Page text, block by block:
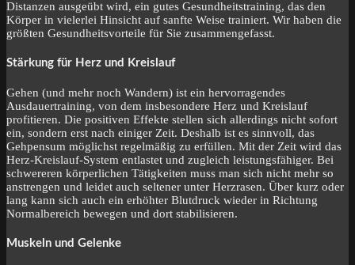
Distanzen ausgeübt wird, ein gutes Gesundheitstraining, das den
Körper in vielerlei Hinsicht auf sanfte Weise trainiert. Wir haben die
größten Gesundheitsvorteile für Sie zusammengefasst.
Stärkung für Herz und Kreislauf
Gehen (und mehr noch Wandern) ist ein hervorragendes
Ausdauertraining, von dem insbesondere Herz und Kreislauf
profitieren. Die positiven Effekte stellen sich allerdings nicht sofort
ein, sondern erst nach einiger Zeit. Deshalb ist es sinnvoll, das
Gehpensum möglichst regelmäßig zu erfüllen. Mit der Zeit wird das
Herz-Kreislauf-System entlastet und zugleich leistungsfähiger. Bei
schwereren körperlichen Tätigkeiten muss man sich nicht mehr so
anstrengen und leidet auch seltener unter Herzrasen. Über kurz oder
lang kann sich auch ein erhöhter Blutdruck wieder in Richtung
Normalbereich bewegen und dort stabilisieren.
Muskeln und Gelenke